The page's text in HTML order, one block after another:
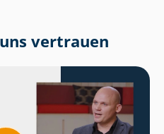
vertrauen